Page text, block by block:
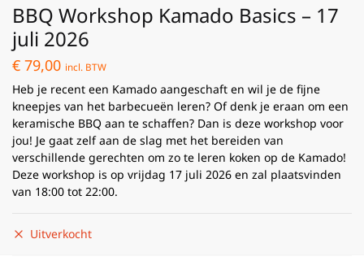
BBQ Workshop Kamado Basics – 17
juli 2026
€ 79,00 incl. BTW
Heb je recent een Kamado aangeschaft en wil je de fijne
kneepjes van het barbecueën leren? Of denk je eraan om een
keramische BBQ aan te schaffen? Dan is deze workshop voor
jou! Je gaat zelf aan de slag met het bereiden van
verschillende gerechten om zo te leren koken op de Kamado!
Deze workshop is op vrijdag 17 juli 2026 en zal plaatsvinden
van 18:00 tot 22:00.
Uitverkocht